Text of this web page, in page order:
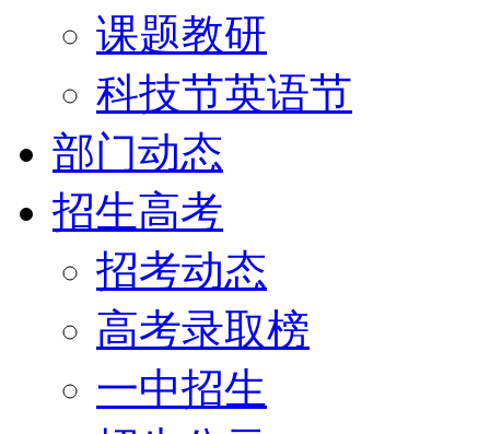
课题教研
科技节英语节
部门动态
招生高考
招考动态
高考录取榜
一中招生